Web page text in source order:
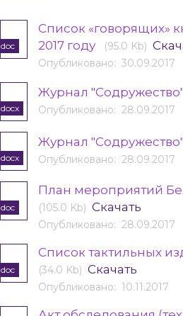
doc
Список «говорящих»
2017 году
(95.0 Kb)
Опубликовано: 30.09.2017
docx
Журнал
Опубликовано: 28.09.2017
docx
Журнал
Опубликовано: 28.09.2017
doc
План мероприятий
(105.0 Kb) Скачать
Опубликовано: 28.09.2017
doc
Список тактильных
(34.0 Kb) Скачать
Опубликовано: 10.11.2017